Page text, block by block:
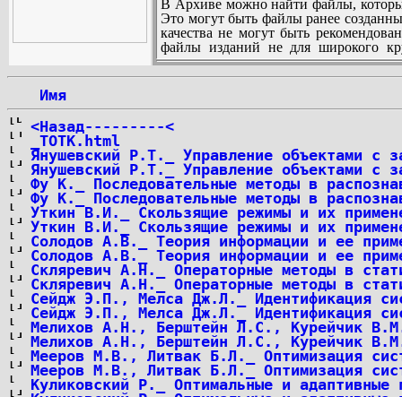
В Архиве можно найти файлы,
Это могут быть файлы ранее
качества не могут быть
файлы изданий не для широкого
других стран и народов.
Имя
<Назад---------<
_TOTK.html
Янушевский Р.Т._ Управление объектами с
Янушевский Р.Т._ Управление объектами с
Фу К._ Последовательные методы в
Фу К._ Последовательные методы в
Уткин В.И._ Скользящие режимы и их
Уткин В.И._ Скользящие режимы и их
Солодов А.В._ Теория информации и ее
Солодов А.В._ Теория информации и ее
Скляревич А.Н._ Операторные методы в
Скляревич А.Н._ Операторные методы в
Сейдж Э.П., Мелса Дж.Л._ Идентификация
Сейдж Э.П., Мелса Дж.Л._ Идентификация
Мелихов А.Н., Берштейн Л.С., Курейчик
Мелихов А.Н., Берштейн Л.С., Курейчик
Мееров М.В., Литвак Б.Л._ Оптимизация
Мееров М.В., Литвак Б.Л._ Оптимизация
Куликовский Р._ Оптимальные и